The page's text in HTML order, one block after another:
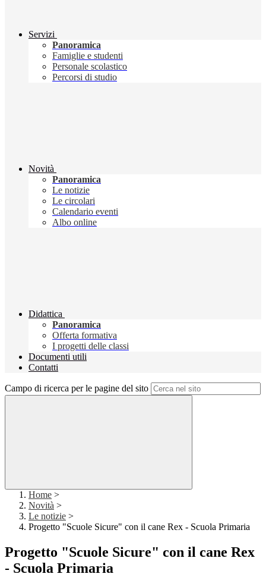
Servizi
Panoramica
Famiglie e studenti
Personale scolastico
Percorsi di studio
Novità
Panoramica
Le notizie
Le circolari
Calendario eventi
Albo online
Didattica
Panoramica
Offerta formativa
I progetti delle classi
Documenti utili
Contatti
Campo di ricerca per le pagine del sito
Home >
Novità >
Le notizie >
Progetto "Scuole Sicure" con il cane Rex - Scuola Primaria
Progetto "Scuole Sicure" con il cane Rex
- Scuola Primaria